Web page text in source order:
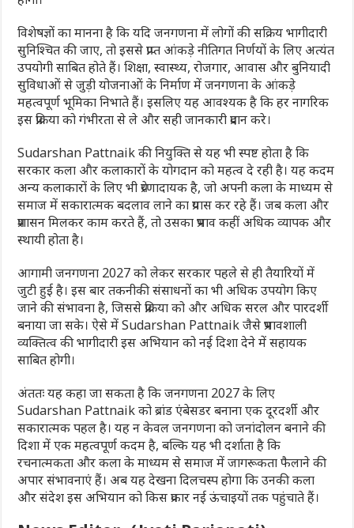
विशेषज्ञों का मानना है कि यदि जनगणना में लोगों की सक्रिय भागीदारी
सुनिश्चित की जाए, तो इससे प्राप्त आंकड़े नीतिगत निर्णयों के लिए अत्यंत
उपयोगी साबित होते हैं। शिक्षा, स्वास्थ्य, रोजगार, आवास और बुनियादी
सुविधाओं से जुड़ी योजनाओं के निर्माण में जनगणना के आंकड़े
महत्वपूर्ण भूमिका निभाते हैं। इसलिए यह आवश्यक है कि हर नागरिक
इस प्रक्रिया को गंभीरता से ले और सही जानकारी प्रदान करे।
Sudarshan Pattnaikकी नियुक्ति से यह भी स्पष्ट होता है कि
सरकार कला और कलाकारों के योगदान को महत्व दे रही है। यह कदम
अन्य कलाकारों के लिए भी प्रेरणादायक है, जो अपनी कला के माध्यम से
समाज में सकारात्मक बदलाव लाने का प्रयास कर रहे हैं। जब कला और
प्रशासन मिलकर काम करते हैं, तो उसका प्रभाव कहीं अधिक व्यापक और
स्थायी होता है।
आगामी जनगणना 2027 को लेकर सरकार पहले से ही तैयारियों में
जुटी हुई है। इस बार तकनीकी संसाधनों का भी अधिक उपयोग किए
जाने की संभावना है, जिससे प्रक्रिया को और अधिक सरल और पारदर्शी
बनाया जा सके। ऐसे मेंSudarshan Pattnaikजैसे प्रभावशाली
व्यक्तित्व की भागीदारी इस अभियान को नई दिशा देने में सहायक
साबित होगी।
अंततः यह कहा जा सकता है कि जनगणना 2027 के लिए
Sudarshan Pattnaikको ब्रांड एंबेसडर बनाना एक दूरदर्शी और
सकारात्मक पहल है। यह न केवल जनगणना को जनांदोलन बनाने की
दिशा में एक महत्वपूर्ण कदम है, बल्कि यह भी दर्शाता है कि
रचनात्मकता और कला के माध्यम से समाज में जागरूकता फैलाने की
अपार संभावनाएं हैं। अब यह देखना दिलचस्प होगा कि उनकी कला
और संदेश इस अभियान को किस प्रकार नई ऊंचाइयों तक पहुंचाते हैं।